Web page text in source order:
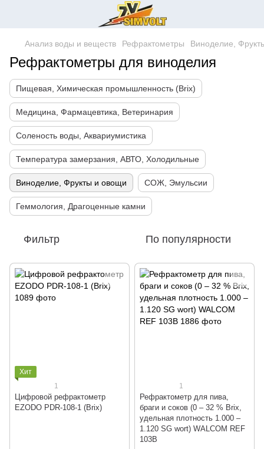
Анализ воды и веществ Рефрактометры Виноделие,
Рефрактометры для виноделия
Пищевая, Химическая промышленность (Brix)
Медицина, Фармацевтика, Ветеринария
Соленость воды, Аквариумистика
Температура замерзания, АВТО, Холодильные
Виноделие, Фрукты и овощи СОЖ, Эмульсии
Геммология, Драгоценные камни
Фильтр По популярности
Хит
1
Цифровой рефрактометр
EZODO PDR-108-1 (Brix)
1
Рефрактометр для пива,
браги и соков (0 – 32 % Brix,
удельная плотность 1.000 –
1.120 SG wort) WALCOM REF
103B